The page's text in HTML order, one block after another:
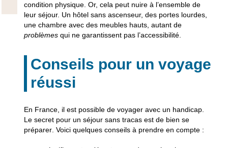
condition physique. Or, cela peut nuire à l’ensemble de
leur séjour. Un hôtel sans ascenseur, des portes lourdes,
une chambre avec des meubles hauts, autant de
problèmesqui ne garantissent pas l’accessibilité.
Conseils pour un voyage
réussi
En France, il est possible de voyager avec un handicap.
Le secret pour un séjour sans tracas est de bien se
préparer. Voici quelques conseils à prendre en compte :